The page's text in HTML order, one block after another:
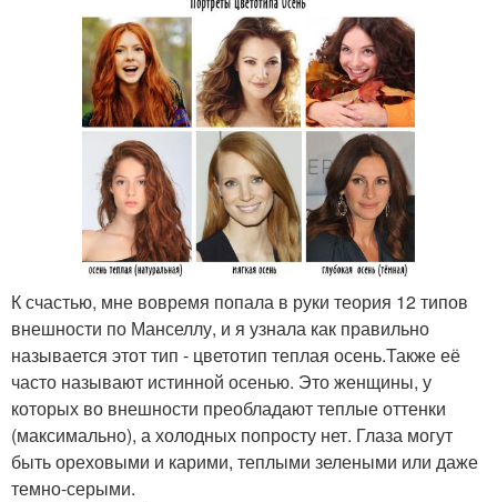
К счастью, мне вовремя попала в руки теория 12 типов
внешности по Манселлу, и я узнала как правильно
называется этот тип - цветотип теплая осень.Также её
часто называют истинной осенью. Это женщины, у
которых во внешности преобладают теплые оттенки
(максимально), а холодных попросту нет. Глаза могут
быть ореховыми и карими, теплыми зелеными или даже
темно-серыми.